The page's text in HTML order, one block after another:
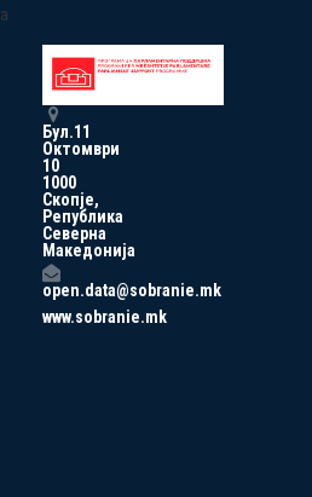
a
Бул.11
Октомври
10
1000
Скопје,
Република
Северна
Македонија
open.data@sobranie.mk
www.sobranie.mk